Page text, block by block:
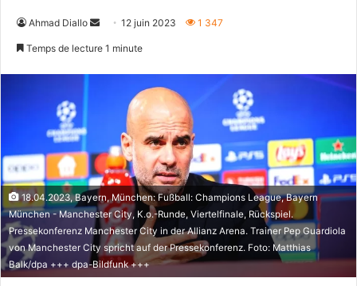
Ahmad Diallo
Envoyer12 juin 2023 1 347
Temps de lecture 1 minute
18.04.2023, Bayern, München: Fußball: Champions League, Bayern
München - Manchester City, K.o.-Runde, Viertelfinale, Rückspiel.
Pressekonferenz Manchester City in der Allianz Arena. Trainer Pep Guardiola
von Manchester City spricht auf der Pressekonferenz. Foto: Matthias
Balk/dpa +++ dpa-Bildfunk +++